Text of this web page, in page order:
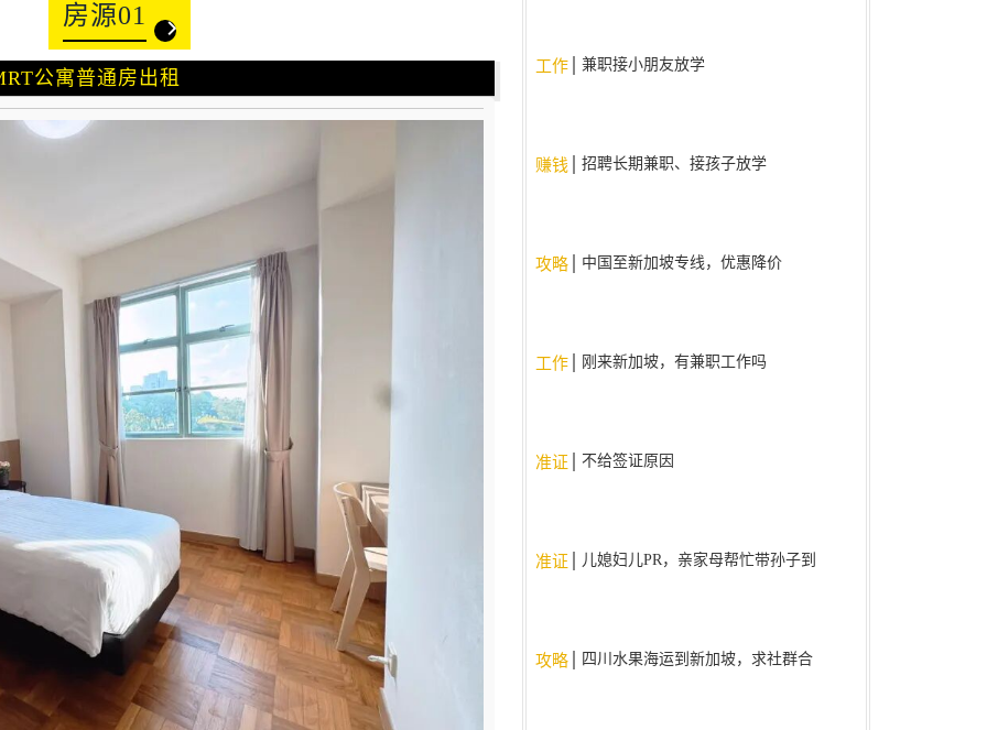
房源01
公寓普通房出租
工作 兼职接小朋友放学
赚钱 招聘长期兼职、接孩子放学
攻略
中国至新加坡专线，优惠降价
工作 刚来新加坡，有兼职工作吗
准证 不给签证原因
准证
儿媳妇儿PR，亲家母帮忙带孙子到
攻略
四川水果海运到新加坡，求社群合